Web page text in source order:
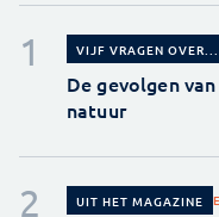
VIJF VRAGEN OVER...
De gevolgen
natuur
UIT HET MAGAZINE